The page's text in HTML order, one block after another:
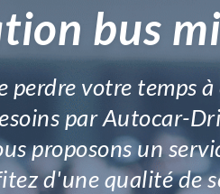
bus
perdre votre temps
par Autocar-
proposons un
d'une qualité de